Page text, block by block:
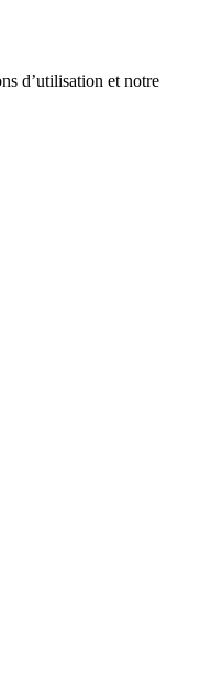
d’utilisation et notre